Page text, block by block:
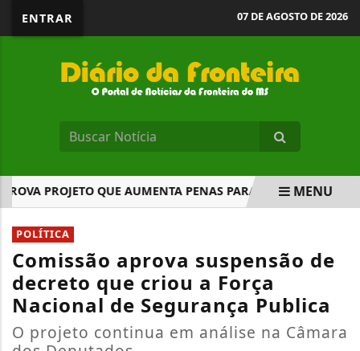
ENTRAR 07 DE AGOSTO DE 2026
PROJETO QUE AUMENTA PENAS PARA AMEAÇAS FEITAS...
EM ALTA
MENU
POLÍTICA
Comissão aprova suspensão de
decreto que criou a Força
Nacional de Segurança Publica
O projeto continua em análise na Câmara